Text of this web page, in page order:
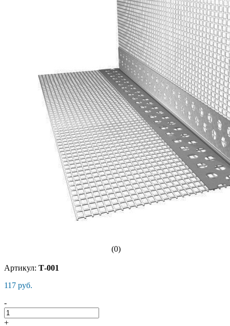
(0)
Артикул: Т-001
117 руб.
-
+